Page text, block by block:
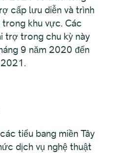
cấp lưu diễn và trình
khu vực. Các
trợ trong chu kỳ này
9 năm 2020 đến
tiểu bang miền Tây
dịch vụ nghệ thuật